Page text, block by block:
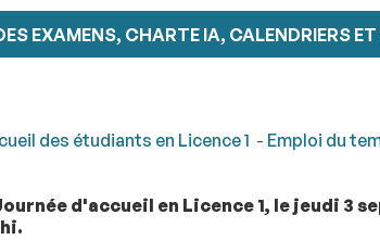
EXAMENS, CHARTE IA, CALENDRIERS
des étudiants en Licence 1 - Emploi du
d'accueil en Licence 1, le jeudi 3